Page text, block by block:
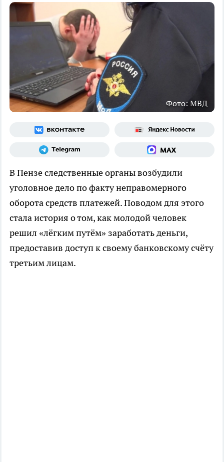
Фото: МВД
В Пензе следственные органы возбудили
уголовное дело по факту неправомерного
оборота средств платежей. Поводом для этого
стала история о том, как молодой человек
решил «лёгким путём» заработать деньги,
предоставив доступ к своему банковскому счёту
третьим лицам.